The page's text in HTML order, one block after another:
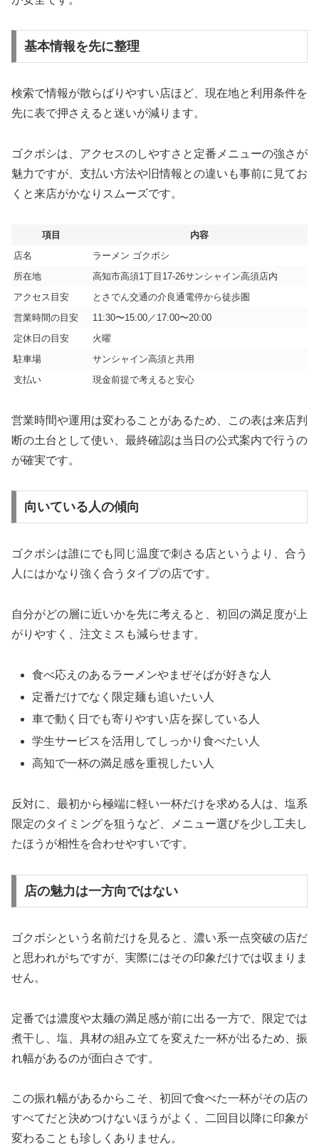
基本情報を先に整理
検索で情報が散らばりやすい店ほど、現在地と利用条件を
先に表で押さえると迷いが減ります。
ゴクボシは、アクセスのしやすさと定番メニューの強さが
魅力ですが、支払い方法や旧情報との違いも事前に見てお
くと来店がかなりスムーズです。
項目
内容
店名
ラーメン ゴクボシ
所在地
高知市高須1丁目17-26サンシャイン高須店内
アクセス目安
とさでん交通の介良通電停から徒歩圏
営業時間の目安
11:30〜15:00／17:00〜20:00
定休日の目安
火曜
駐車場
サンシャイン高須と共用
支払い
現金前提で考えると安心
営業時間や運用は変わることがあるため、この表は来店判
断の土台として使い、最終確認は当日の公式案内で行うの
が確実です。
向いている人の傾向
ゴクボシは誰にでも同じ温度で刺さる店というより、合う
人にはかなり強く合うタイプの店です。
自分がどの層に近いかを先に考えると、初回の満足度が上
がりやすく、注文ミスも減らせます。
食べ応えのあるラーメンやまぜそばが好きな人
定番だけでなく限定麺も追いたい人
車で動く日でも寄りやすい店を探している人
学生サービスを活用してしっかり食べたい人
高知で一杯の満足感を重視したい人
反対に、最初から極端に軽い一杯だけを求める人は、塩系
限定のタイミングを狙うなど、メニュー選びを少し工夫し
たほうが相性を合わせやすいです。
店の魅力は一方向ではない
ゴクボシという名前だけを見ると、濃い系一点突破の店だ
と思われがちですが、実際にはその印象だけでは収まりま
せん。
定番では濃度や太麺の満足感が前に出る一方で、限定では
煮干し、塩、具材の組み立てを変えた一杯が出るため、振
れ幅があるのが面白さです。
この振れ幅があるからこそ、初回で食べた一杯がその店の
すべてだと決めつけないほうがよく、二回目以降に印象が
変わることも珍しくありません。